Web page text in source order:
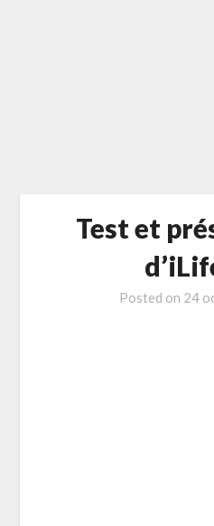
Test et
Posted on 24